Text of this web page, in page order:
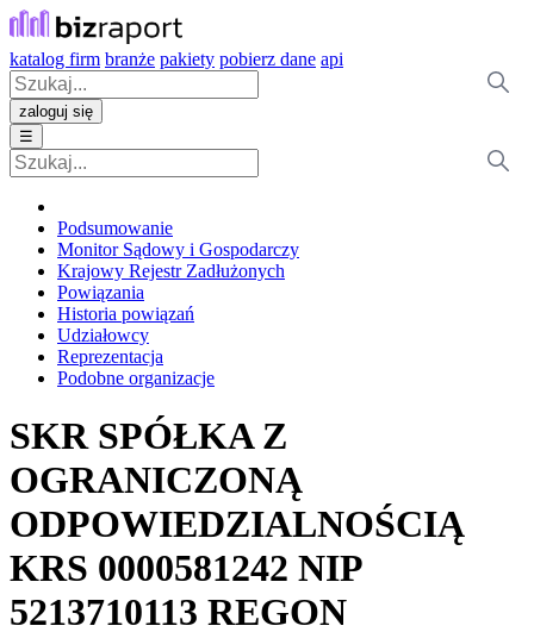
katalog firm branże pakiety pobierz dane api
zaloguj się
☰
Podsumowanie
Monitor Sądowy i Gospodarczy
Krajowy Rejestr Zadłużonych
Powiązania
Historia powiązań
Udziałowcy
Reprezentacja
Podobne organizacje
SKR SPÓŁKA Z
OGRANICZONĄ
ODPOWIEDZIALNOŚCIĄ
KRS 0000581242 NIP
5213710113 REGON